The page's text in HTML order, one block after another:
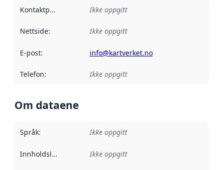
Kontaktpunkt Ikke oppgitt
Nettside: Ikke oppgitt
E-post: info@kartverket.no
Telefon: Ikke oppgitt
Om dataene
Språk: Ikke oppgitt
Innholdsleverandører :
Ikke oppgitt